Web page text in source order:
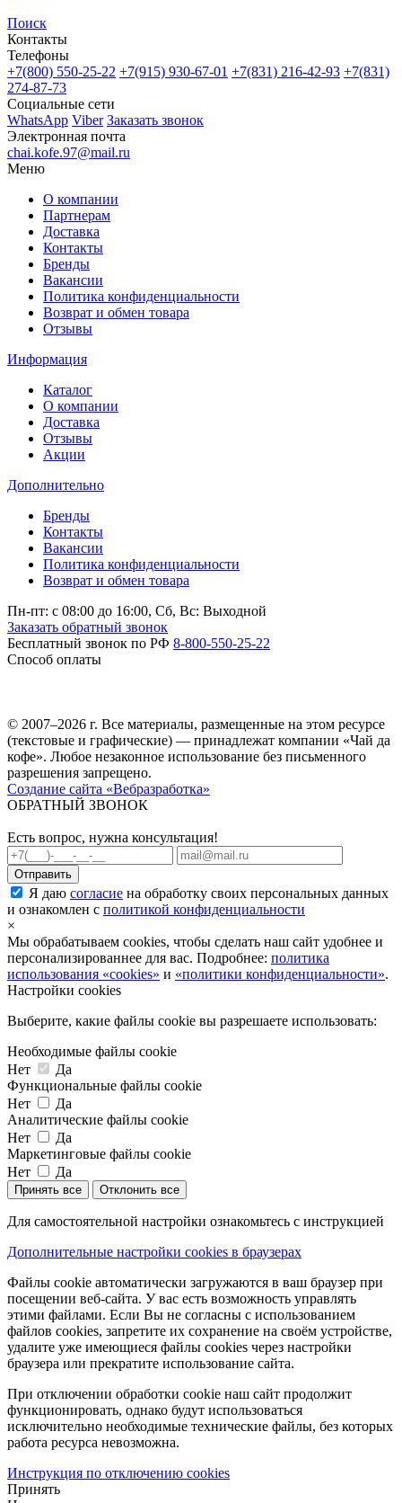
Поиск
Контакты
Телефоны
+7(800) 550-25-22 +7(915) 930-67-01 +7(831) 216-42-93 +7(831)
274-87-73
Социальные сети
WhatsApp Viber Заказать звонок
Электронная почта
chai.kofe.97@mail.ru
Меню
О компании
Партнерам
Доставка
Контакты
Бренды
Вакансии
Политика конфиденциальности
Возврат и обмен товара
Отзывы
Информация
Каталог
О компании
Доставка
Отзывы
Акции
Дополнительно
Бренды
Контакты
Вакансии
Политика конфиденциальности
Возврат и обмен товара
Пн-пт: c 08:00 до 16:00, Сб, Вс: Выходной
Заказать обратный звонок
Бесплатный звонок по РФ 8-800-550-25-22
Способ оплаты
© 2007–2026 г. Все материалы, размещенные на этом ресурсе
(текстовые и графические) — принадлежат компании «Чай да
кофе». Любое незаконное использование без письменного
разрешения запрещено.
Создание сайта «Вебразработка»
ОБРАТНЫЙ ЗВОНОК
Есть вопрос, нужна консультация!
Я даю согласие на обработку своих персональных данных
и ознакомлен с политикой конфиденциальности
×
Мы обрабатываем cookies, чтобы сделать наш сайт удобнее и
персонализированнее для вас. Подробнее: политика
использования «cookies» и «политики конфиденциальности».
Настройки cookies
Выберите, какие файлы cookie вы разрешаете использовать:
Необходимые файлы cookie
Нет
Да
Функциональные файлы cookie
Нет
Да
Аналитические файлы cookie
Нет
Да
Маркетинговые файлы cookie
Нет
Да
Принять все Отклонить все
Для самостоятельной настройки ознакомьтесь с инструкцией
Дополнительные настройки cookies в браузерах
Файлы cookie автоматически загружаются в ваш браузер при
посещении веб-сайта. У вас есть возможность управлять
этими файлами. Если Вы не согласны с использованием
файлов cookies, запретите их сохранение на своём устройстве,
удалите уже имеющиеся файлы cookies через настройки
браузера или прекратите использование сайта.
При отключении обработки cookie наш сайт продолжит
функционировать, однако будут использоваться
исключительно необходимые технические файлы, без которых
работа ресурса невозможна.
Инструкция по отключению cookies
Принять